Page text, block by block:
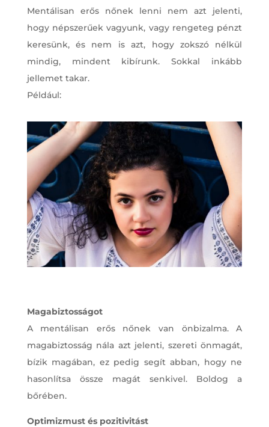
Mentálisan erős nőnek lenni nem azt jelenti,
hogy népszerűek vagyunk, vagy rengeteg pénzt
keresünk, és nem is azt, hogy zokszó nélkül
mindig, mindent kibírunk. Sokkal inkább
jellemet takar.
Például:
Magabiztosságot
A mentálisan erős nőnek van önbizalma. A
magabiztosság nála azt jelenti, szereti önmagát,
bízik magában, ez pedig segít abban, hogy ne
hasonlítsa össze magát senkivel. Boldog a
bőrében.
Optimizmust és pozitivitást